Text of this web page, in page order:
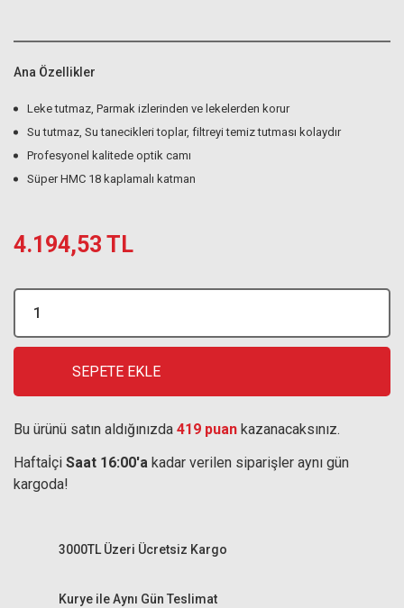
Ana Özellikler
Leke tutmaz, Parmak izlerinden ve lekelerden korur
Su tutmaz, Su tanecikleri toplar, filtreyi temiz tutması kolaydır
Profesyonel kalitede optik camı
Süper HMC 18 kaplamalı katman
4.194,53 TL
SEPETE EKLE
Bu ürünü satın aldığınızda 419 puan kazanacaksınız.
Haftaİçi Saat 16:00'a kadar verilen siparişler aynı gün
kargoda!
Kurye ile Aynı Gün Teslimat
3000TL Üzeri Ücretsiz Kargo